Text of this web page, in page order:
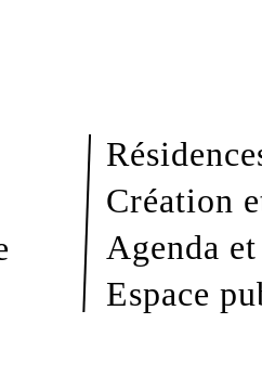
Création
Agenda
Espace